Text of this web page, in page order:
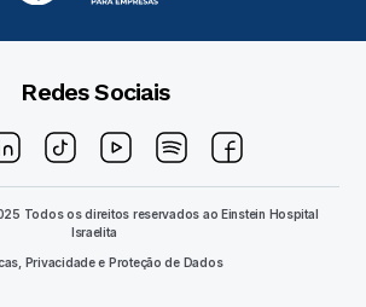
Redes Sociais
Todos os direitos reservados ao Einstein Hospital
Israelita
Privacidade e Proteção de Dados